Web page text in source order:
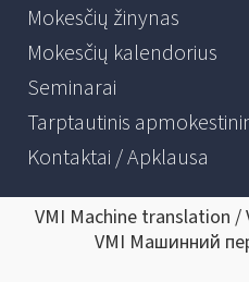
Mokesčių žinynas
Mokesčių kalendorius
Seminarai
Tarptautinis
Kontaktai / Apklausa
VMI Machine translation
VMI Машинний